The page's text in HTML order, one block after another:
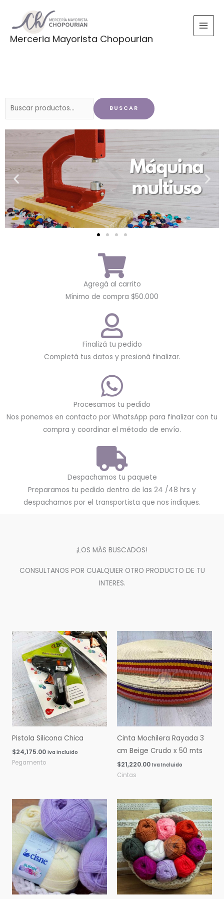
contenido
Merceria Mayorista Chopourian
Buscar
BUSCAR
Agregá al carrito
Mínimo de compra $50.000
Finalizá tu pedido
Completá tus datos y presioná finalizar.
Procesamos tu pedido
Nos ponemos en contacto por WhatsApp para finalizar con tu
compra y coordinar el método de envío.
Despachamos tu paquete
Preparamos tu pedido dentro de las 24 /48 hrs y
despachamos por el transportista que nos indiques.
¡LOS MÁS BUSCADOS!
CONSULTANOS POR CUALQUIER OTRO PRODUCTO DE TU
INTERES.
Pistola Silicona Chica
$24,175.00 Iva Incluido
Pegamento
Cinta Mochilera Rayada 3
cm Beige Crudo x 50 mts
$21,220.00 Iva Incluido
Cintas
Rango
de
precios:
desde
$0.00
hasta
$16,060.00
Rango
de
precios:
desde
$0.00
hasta
$14,600.00